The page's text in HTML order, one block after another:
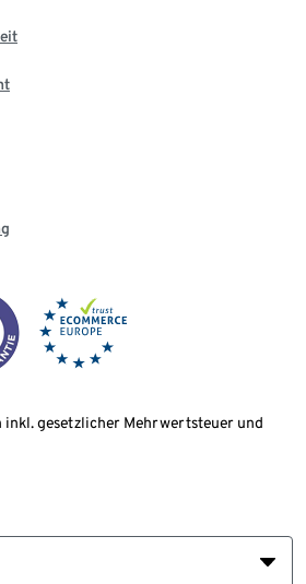
inkl. gesetzlicher Mehrwertsteuer und